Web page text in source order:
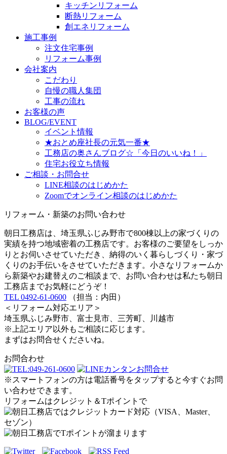
キッチンリフォーム
断熱リフォーム
創エネリフォーム
施工事例
注文住宅事例
リフォーム事例
会社案内
こだわり
自慢の職人集団
工事の流れ
お客様の声
BLOG/EVENT
イベント情報
★おとめ座社長の元気一番★
工務店の奥さんブログ☆「今日のいいね！」
住宅お役立ち情報
ご相談・お問合せ
LINE相談のはじめかた
Zoomでオンライン相談のはじめかた
リフォーム・新築のお問い合わせ
朝日工務店は、埼玉県ふじみ野市で800棟以上の家づくりの
実績を持つ地域密着の工務店です。お客様のご要望をしっか
りとお伺いさせていただき、納得のいく暮らしづくり・家づ
くりのお手伝いをさせていただきます。小さなリフォームか
ら新築やお建替えのご相談まで、お問い合わせは私たち朝日
工務店までお気軽にどうぞ！
TEL 0492-61-0600 （担当：内田）
＜リフォーム対応エリア＞
埼玉県ふじみ野市、富士見市、三芳町、川越市
※上記エリア以外もご相談に応じます。
まずはお問合せくださいね。
お問合わせ
※スマートフォンの方は電話番号をタップすると今すぐお問
い合わせできます。
リフォームはクレジット＆Tポイントで